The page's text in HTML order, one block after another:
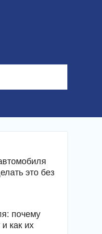
это без
почему
как их